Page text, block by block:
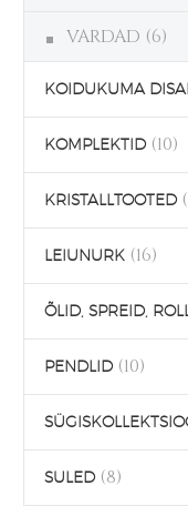
VARDAD (6)
KOIDUKUMA
KOMPLEKTID (10)
KRISTALLTOOTED
LEIUNURK (16)
ÕLID, SPREID,
PENDLID (10)
SULED (8)